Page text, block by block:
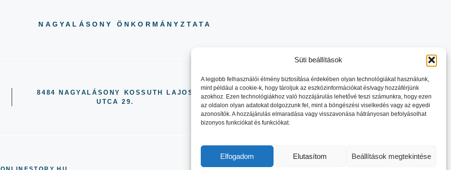
Süti beállítások
A legjobb felhasználói élmény biztosítása érdekében olyan technológiákat használunk,
mint például a cookie-k, hogy tároljuk az eszközinformációkat és/vagy hozzáférjünk
azokhoz. Ezen technológiákhoz való hozzájárulás lehetővé teszi számunkra, hogy ezen
az oldalon olyan adatokat dolgozzunk fel, mint a böngészési viselkedés vagy az egyedi
azonosítók. A hozzájárulás elmaradása vagy visszavonása hátrányosan befolyásolhat
bizonyos funkciókat és funkciókat.
Elfogadom Elutasítom Beállítások megtekintése
NAGYALÁSONY ÖNKORMÁNYZTATA
8484 NAGYALÁSONY KOSSUTH LAJOS
UTCA 29.